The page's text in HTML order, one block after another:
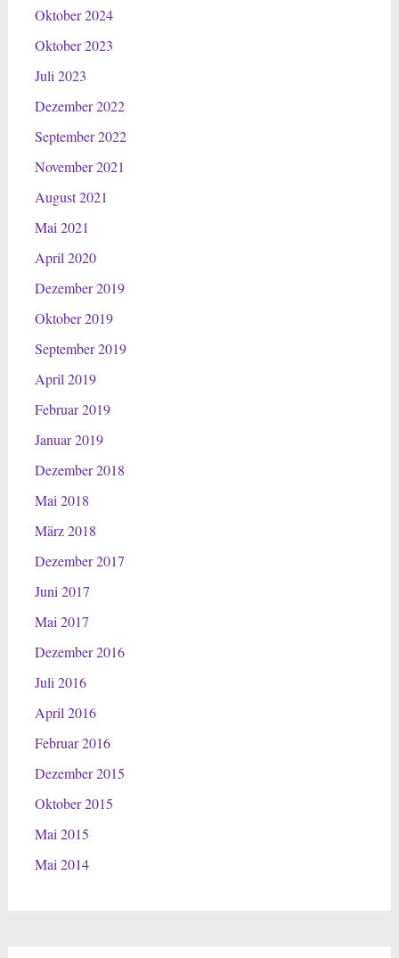
Oktober 2024
Oktober 2023
Juli 2023
Dezember 2022
September 2022
November 2021
August 2021
Mai 2021
April 2020
Dezember 2019
Oktober 2019
September 2019
April 2019
Februar 2019
Januar 2019
Dezember 2018
Mai 2018
März 2018
Dezember 2017
Juni 2017
Mai 2017
Dezember 2016
Juli 2016
April 2016
Februar 2016
Dezember 2015
Oktober 2015
Mai 2015
Mai 2014